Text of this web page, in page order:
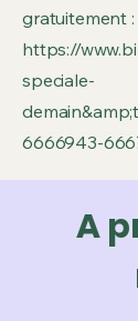
gratuitement :
https://
speciale-
6666943-
A